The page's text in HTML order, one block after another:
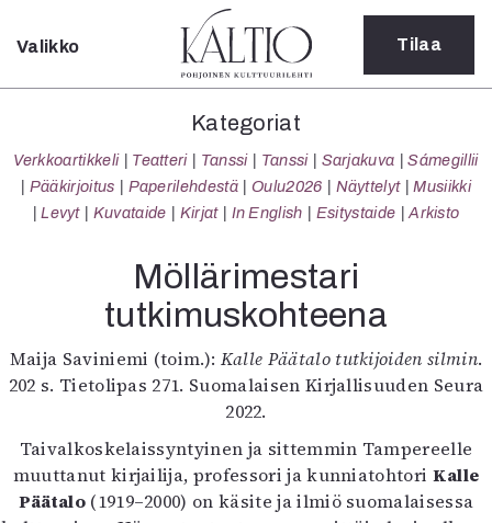
Sulje
Kategoriat
Verkkoartikkeli
Teatteri
Tanssi
Sarjakuva
Sámegillii
Pääkirjoitus
Oulu2026
Näyttelyt
Musiikki
Levyt
Kuvataide
Kirjat
Valikko Tilaa
Kategoriat
Verkkoartikkeli Teatteri Tanssi Tanssi Sarjakuva
Sámegillii
Pääkirjoitus
Paperilehdestä Oulu2026 Näyttelyt
Musiikki
Levyt
Kuvataide Kirjat In English Esitystaide Arkisto
Möllärimestari
tutkimuskohteena
Maija Saviniemi (toim.): Kalle Päätalo tutkijoiden silmin.
202 s. Tietolipas 271. Suomalaisen Kirjallisuuden Seura
2022.
Taivalkoskelaissyntyinen ja sittemmin Tampereelle
muuttanut kirjailija, professori ja kunniatohtori Kalle
Päätalo(1919–2000) on käsite ja ilmiö suomalaisessa